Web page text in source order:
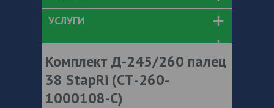
УСЛУГИ
Комплект Д-245/260 палец
38 StapRi (СТ-260-
1000108-С)